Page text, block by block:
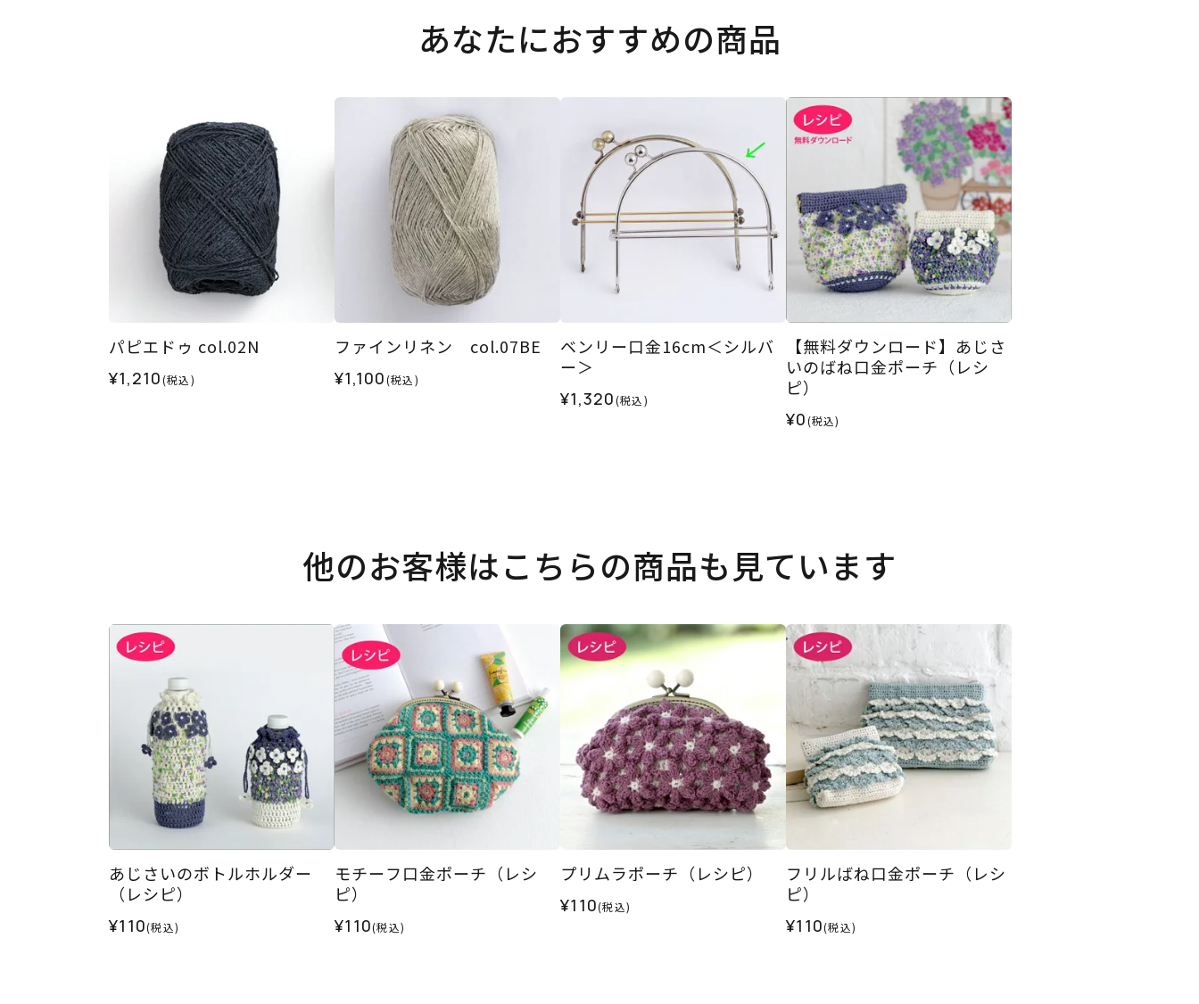
あなたにおすすめの商品
パピエドゥ col.02N
¥1,210(税込)
ファインリネン col.07BE
¥1,100(税込)
ベンリー口金16cm＜シルバ
ー＞
¥1,320(税込)
【無料ダウンロード】あじさ
いのばね口金ポーチ（レシ
ピ）
¥0(税込)
他のお客様はこちらの商品も見ています
あじさいのボトルホルダー
（レシピ）
¥110(税込)
モチーフ口金ポーチ（レシ
ピ）
¥110(税込)
プリムラポーチ（レシピ）
¥110(税込)
フリルばね口金ポーチ（レシ
ピ）
¥110(税込)